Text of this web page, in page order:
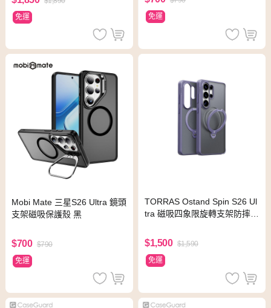
免運
免運
Mobi Mate 三星S26 Ultra 鏡頭
支架磁吸保護殼 黑
$700 $790
免運
TORRAS Ostand Spin S26 Ul
tra 磁吸四象限旋轉支架防摔手
$1,500 $1,590
免運